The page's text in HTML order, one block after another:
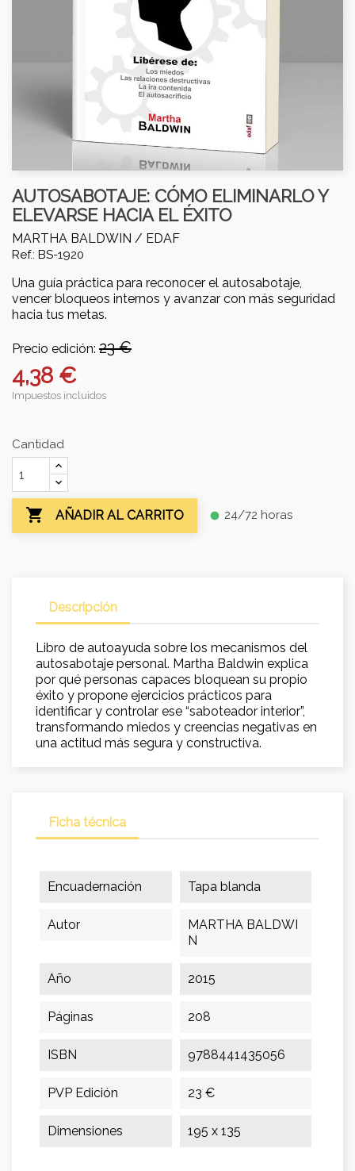
AUTOSABOTAJE: CÓMO ELIMINARLO Y
ELEVARSE HACIA EL ÉXITO
MARTHA BALDWIN / EDAF
Ref.: BS-1920
Una guía práctica para reconocer el autosabotaje,
vencer bloqueos internos y avanzar con más seguridad
hacia tus metas.
Precio edición: 23 €
4,38 €
Impuestos incluidos
Cantidad
 AÑADIR AL CARRITO fiber_manual_record 24/72 horas
Descripción
Libro de autoayuda sobre los mecanismos del
autosabotaje personal. Martha Baldwin explica
por qué personas capaces bloquean su propio
éxito y propone ejercicios prácticos para
identificar y controlar ese “saboteador interior”,
transformando miedos y creencias negativas en
una actitud más segura y constructiva.
Ficha técnica
Encuadernación Tapa blanda
Autor
MARTHA BALDWI
N
Año 2015
Páginas 208
ISBN 9788441435056
PVP Edición 23 €
Dimensiones 195 x 135